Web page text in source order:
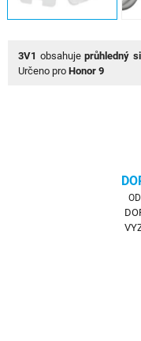
3V1 obsahujeprůhledný
Určeno proHonor 9